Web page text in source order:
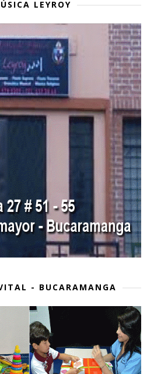
LEYROY
- BUCARAMANGA